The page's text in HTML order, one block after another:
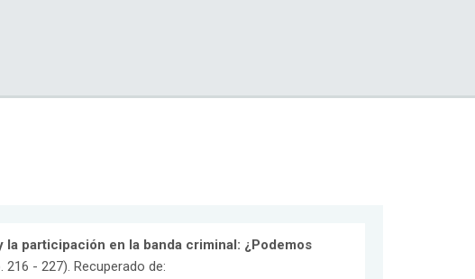
participación en la banda criminal: ¿Podemos
216 - 227). Recuperado de: